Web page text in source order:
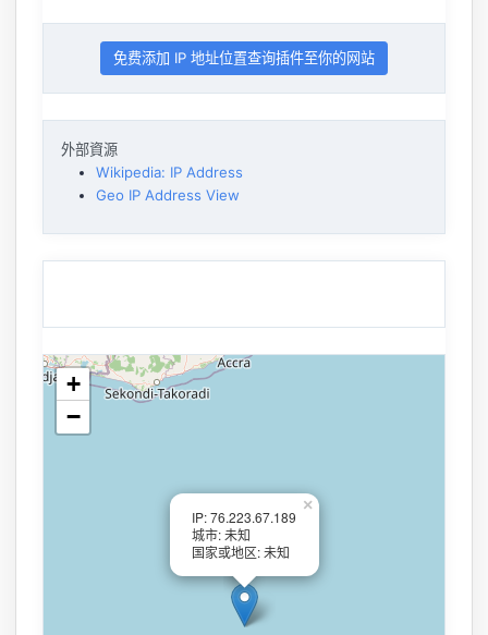
免费添加 IP 地址位置查询插件至你的网站
外部資源
Wikipedia: IP Address
Geo IP Address View
IP: 76.223.67.189
城市: 未知
国家或地区: 未知
×
+
−